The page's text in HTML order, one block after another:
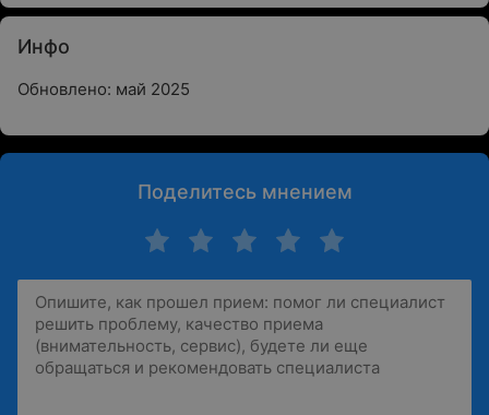
Инфо
Обновлено: май 2025
Поделитесь мнением